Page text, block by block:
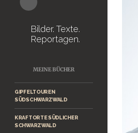
Bilder. Texte.
Reportagen.
MEINE BÜCHER
GIPFELTOUREN
SÜDSCHWARZWALD
KRAFTORTE SÜDLICHER
SCHWARZWALD